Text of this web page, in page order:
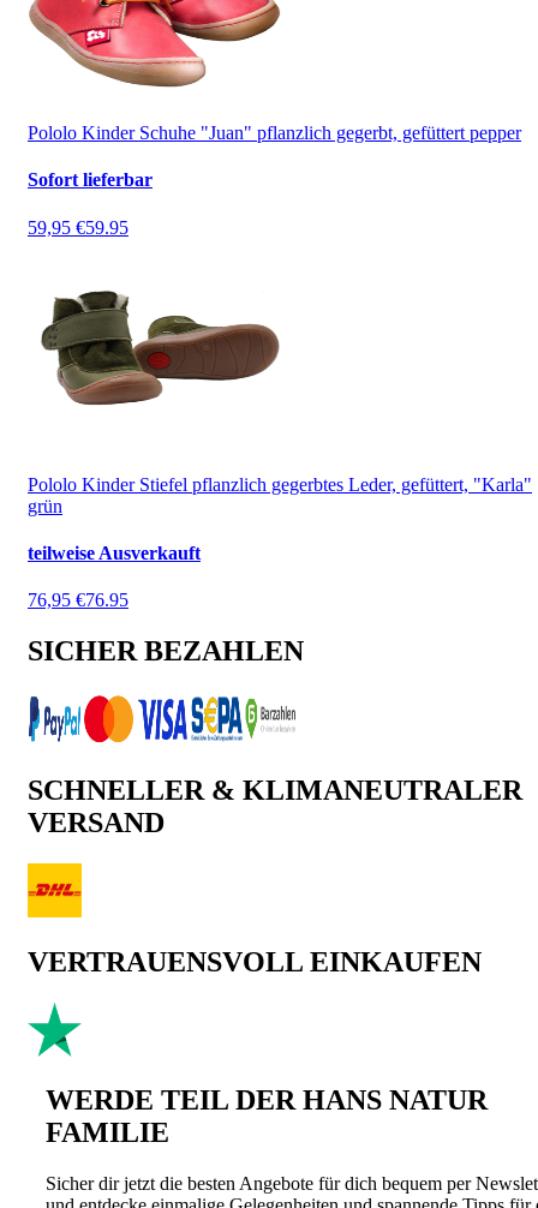
Pololo Kinder Schuhe "Juan" pflanzlich gegerbt, gefüttert pepper
Sofort lieferbar
59,95 €59.95
Pololo Kinder Stiefel pflanzlich gegerbtes Leder, gefüttert, "Karla"
grün
teilweise Ausverkauft
76,95 €76.95
SICHER BEZAHLEN
SCHNELLER & KLIMANEUTRALER
VERSAND
VERTRAUENSVOLL EINKAUFEN
WERDE TEIL DER HANS NATUR
FAMILIE
Sicher dir jetzt die besten Angebote für dich bequem per